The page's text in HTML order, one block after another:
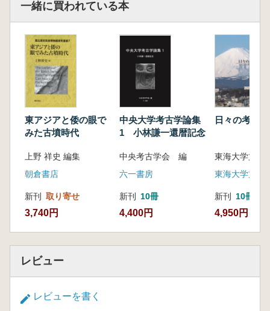
一緒に買われている本
東アジアと倭の眼で
みた古墳時代
上野 祥史 編集
朝倉書店
新刊 取り寄せ
3,740円
中央大学考古学論集
1 小林謙一還暦記念
中央考古学会 編
六一書房
新刊 10冊
4,400円
日々の考古
新刊 10冊以上
4,950円
レビュー
レビューを書く